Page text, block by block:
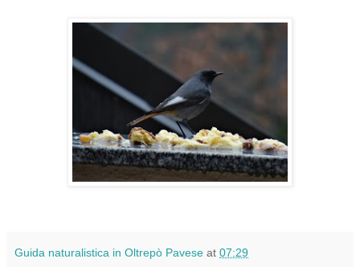
Guida naturalistica in Oltrepò Pavese at 07:29